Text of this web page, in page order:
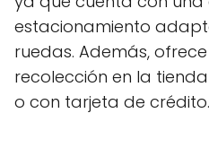
estacionamiento
ruedas. Además,
recolección en la
o con tarjeta de crédito.